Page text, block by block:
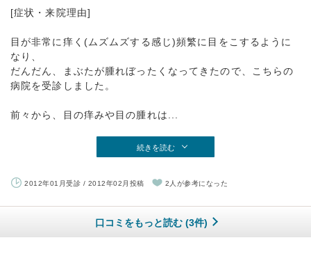
[症状・来院理由]
目が非常に痒く(ムズムズする感じ)頻繁に目をこするように
なり、
だんだん、まぶたが腫れぼったくなってきたので、こちらの
病院を受診しました。
前々から、目の痒みや目の腫れは...
続きを読む
2012年01月受診 / 2012年02月投稿 2人が参考になった
口コミをもっと読む (3件)